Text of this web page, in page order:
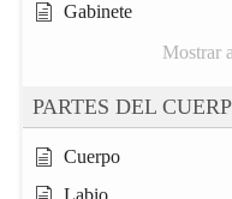
Gabinete
Mostrar
PARTES DEL
Cuerpo
Labio